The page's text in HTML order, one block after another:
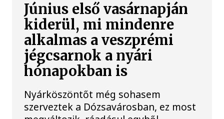
Június első vasárnapján
kiderül, mi mindenre
alkalmas a veszprémi
jégcsarnok a nyári
hónapokban is
Nyárköszöntőt még sohasem
szerveztek a Dózsavárosban, ez most